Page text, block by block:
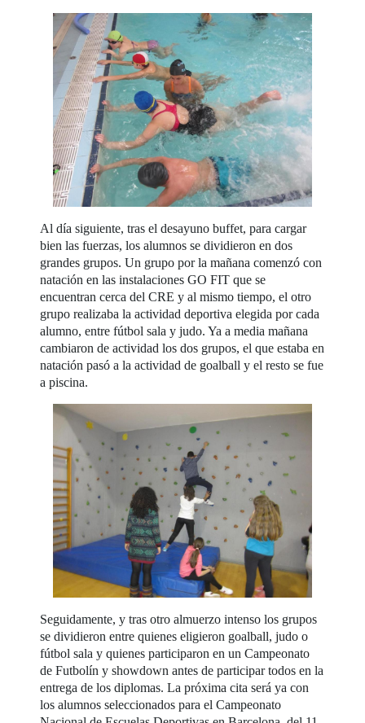
Al día siguiente, tras el desayuno buffet, para cargar
bien las fuerzas, los alumnos se dividieron en dos
grandes grupos. Un grupo por la mañana comenzó con
natación en las instalaciones GO FIT que se
encuentran cerca del CRE y al mismo tiempo, el otro
grupo realizaba la actividad deportiva elegida por cada
alumno, entre fútbol sala y judo. Ya a media mañana
cambiaron de actividad los dos grupos, el que estaba en
natación pasó a la actividad de goalball y el resto se fue
a piscina.
Seguidamente, y tras otro almuerzo intenso los grupos
se dividieron entre quienes eligieron goalball, judo o
fútbol sala y quienes participaron en un Campeonato
de Futbolín y showdown antes de participar todos en la
entrega de los diplomas. La próxima cita será ya con
los alumnos seleccionados para el Campeonato